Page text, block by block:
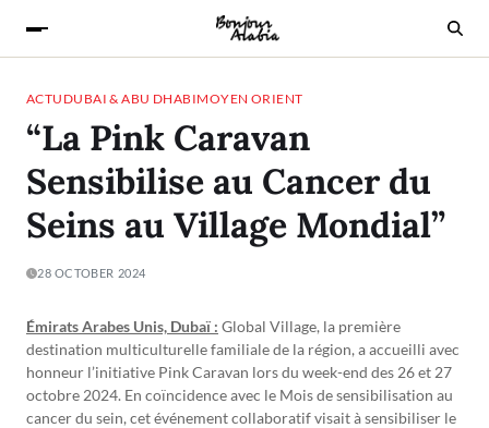
ACTU DUBAI & ABU DHABIMOYEN ORIENT
“La Pink Caravan
Sensibilise au Cancer du
Seins au Village Mondial”
28 OCTOBER 2024
Émirats Arabes Unis, Dubaï : Global Village, la première
destination multiculturelle familiale de la région, a accueilli avec
honneur l’initiative Pink Caravan lors du week-end des 26 et 27
octobre 2024. En coïncidence avec le Mois de sensibilisation au
cancer du sein, cet événement collaboratif visait à sensibiliser le